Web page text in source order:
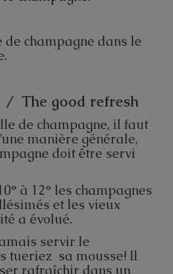
champagne dans le
/ The good refresh
de champagne, il faut
manière générale,
doit être servi
à 12° les champagnes
et les vieux
a évolué.
servir le
tueriez sa mousse! Il
rafraîchir dans un